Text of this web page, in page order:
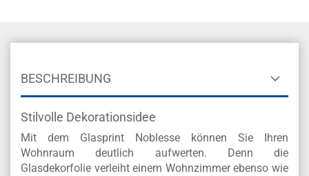
BESCHREIBUNG
Stilvolle Dekorationsidee
Mit dem Glasprint Noblesse können Sie Ihren
Wohnraum deutlich aufwerten. Denn die
Glasdekorfolie verleiht einem Wohnzimmer ebenso wie